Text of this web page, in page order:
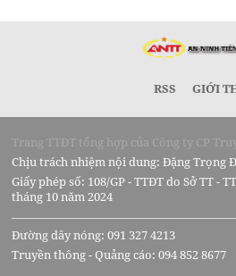
RSS GIỚI
Trang TTĐT tổng hợp của Công ty CP
Chịu trách nhiệm nội dung: Đặng Trọng
Giấy phép số: 108/GP - TTĐT do Sở TT -
tháng 10 năm 2024
Đường dây nóng: 091 327 4213
Truyền thông - Quảng cáo: 094 852 8677